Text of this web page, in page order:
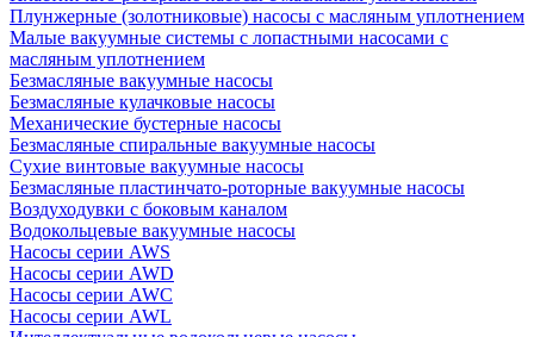
Плунжерные (золотниковые) насосы с масляным уплотнением
Малые вакуумные системы с лопастными насосами с
масляным уплотнением
Безмасляные вакуумные насосы
Безмасляные кулачковые насосы
Механические бустерные насосы
Безмасляные спиральные вакуумные насосы
Сухие винтовые вакуумные насосы
Безмасляные пластинчато-роторные вакуумные насосы
Воздуходувки с боковым каналом
Водокольцевые вакуумные насосы
Насосы серии AWS
Насосы серии AWD
Насосы серии AWC
Насосы серии AWL